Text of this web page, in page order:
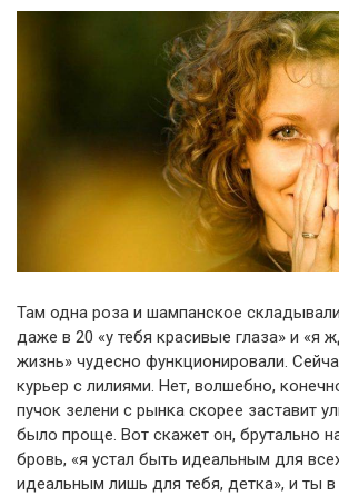
Там одна роза и шампанское
даже в 20 «у тебя красивые глаза» и «я
жизнь» чудесно функционировали.
курьер с лилиями. Нет, волшебно,
пучок зелени с рынка скорее заставит
было проще. Вот скажет он, брутально
бровь, «я устал быть идеальным для
идеальным лишь для тебя, детка», и ты в